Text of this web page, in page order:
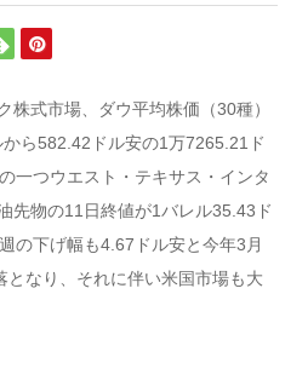
株式市場、ダウ平均株価（30種）
ら582.42ドル安の1万7265.21ド
一つウエスト・テキサス・インタ
先物の11日終値が1バレル35.43ド
の下げ幅も4.67ドル安と今年3月
となり、それに伴い米国市場も大